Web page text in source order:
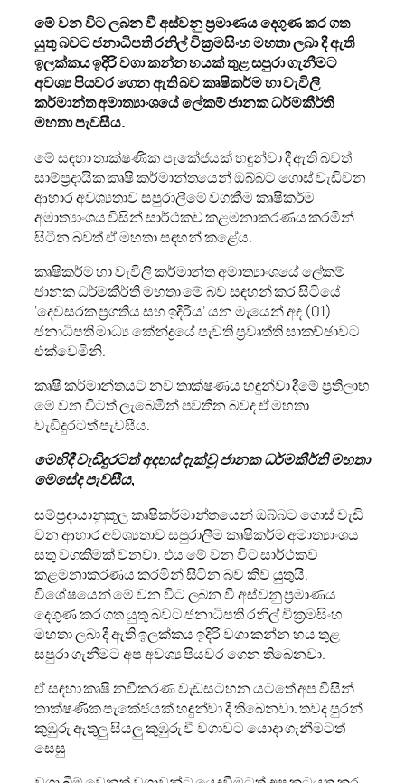
මේ වන විට ලබන වී අස්වනු ප්‍රමාණය දෙගුණ කර ගත
යුතු බවට ජනාධිපති රනිල් වික්‍රමසිංහ මහතා ලබා දී ඇති
ඉලක්කය ඉදිරි වගා කන්න හයක් තුළ සපුරා ගැනීමට
අවශ්‍ය පියවර ගෙන ඇති බව කෘෂිකර්ම හා වැවිලි
කර්මාන්ත අමාත්‍යාංශයේ ලේකම් ජානක ධර්මකීර්ති
මහතා පැවසීය.
මේ සඳහා තාක්ෂණික පැකේජයක් හඳුන්වා දී ඇති බවත්
සාම්ප්‍රදායික කෘෂි කර්මාන්තයෙන් ඔබ්බට ගොස් වැඩිවන
ආහාර අවශ්‍යතාව සපුරාලීමේ වගකීම කෘෂිකර්ම
අමාත්‍යාංශය විසින් සාර්ථකව කළමනාකරණය කරමින්
සිටින බවත් ඒ මහතා සඳහන් කළේය.
කෘෂිකර්ම හා වැවිලි කර්මාන්ත අමාත්‍යාංශයේ ලේකම්
ජානක ධර්මකීර්ති මහතා මේ බව සඳහන් කර සිටියේ
‘දෙවසරක ප්‍රගතිය සහ ඉදිරිය’ යන මැයෙන් අද (01)
ජනාධිපති මාධ්‍ය කේන්ද්‍රයේ පැවති ප්‍රවෘත්ති සාකච්ඡාවට
එක්වෙමිනි.
කෘෂි කර්මාන්තයට නව තාක්ෂණය හඳුන්වා දීමේ ප්‍රතිලාභ
මේ වන විටත් ලැබෙමින් පවතින බවද ඒ මහතා
වැඩිදුරටත් පැවසීය.
මෙහිදී වැඩිදුරටත් අදහස් දැක්වූ ජානක ධර්මකීර්ති මහතා
මෙසේද පැවසීය,
සම්ප්‍රදායානුකූල කෘෂිකර්මාන්තයෙන් ඔබ්බට ගොස් වැඩි
වන ආහාර අවශ්‍යතාව සපුරාලීම කෘෂිකර්ම අමාත්‍යාංශය
සතු වගකීමක් වනවා. එය මේ වන විට සාර්ථකව
කළමනාකරණය කරමින් සිටින බව කිව යුතුයි.
විශේෂයෙන් මේ වන විට ලබන වී අස්වනු ප්‍රමාණය
දෙගුණ කර ගත යුතු බවට ජනාධිපති රනිල් වික්‍රමසිංහ
මහතා ලබා දී ඇති ඉලක්කය ඉදිරි වගා කන්න හය තුළ
සපුරා ගැනීමට අප අවශ්‍ය පියවර ගෙන තිබෙනවා.
ඒ සඳහා කෘෂි නවීකරණ වැඩසටහන යටතේ අප විසින්
තාක්ෂණික පැකේජයක් හඳුන්වා දී තිබෙනවා. තවද පුරන්
කුඹුරු ඇතුලු සියලු කුඹුරු වී වගාවට යොදා ගැනීමටත්
සෙසු